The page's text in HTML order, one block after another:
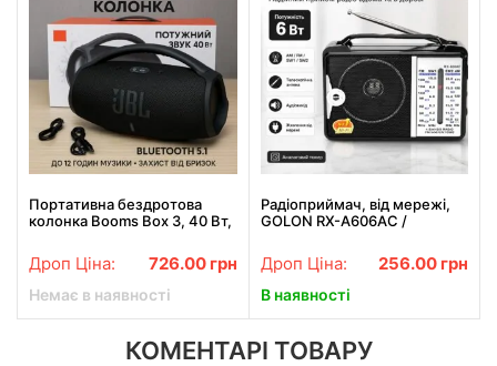
Портативна бездротова
колонка Booms Box 3, 40 Вт,
Power Bank, чорна
Дроп Ціна: 726.00 грн
Немає в наявності
Радіоприймач, від мережі,
GOLON RX-A606AC /
радіо / FM радіоприймач
Дроп Ціна: 256.00 грн
В наявності
КОМЕНТАРІ ТОВАРУ